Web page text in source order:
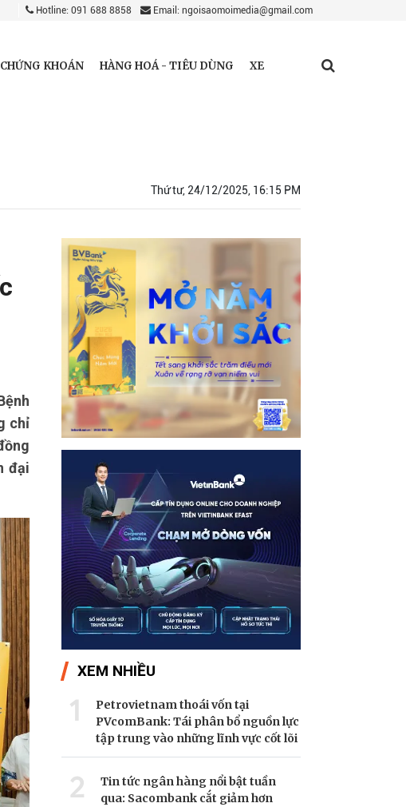
Hotline: 091 688 8858 Email: ngoisaomoimedia@gmail.com
CHỨNG KHOÁN HÀNG HOÁ - TIÊU DÙNG XE
Thứ tư, 24/12/2025, 16:15 PM
chỉ
đại
XEM NHIỀU
1
Petrovietnam thoái vốn tại
PVcomBank: Tái phân bổ nguồn lực
tập trung vào những lĩnh vực cốt lõi
2
Tin tức ngân hàng nổi bật tuần
qua: Sacombank cắt giảm hơn